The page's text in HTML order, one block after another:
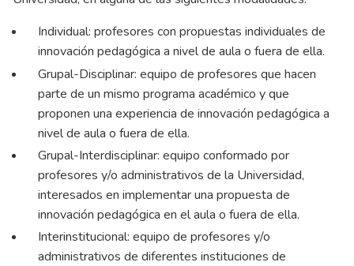
Individual: profesores con propuestas individuales de
innovación pedagógica a nivel de aula o fuera de ella.
Grupal-Disciplinar: equipo de profesores que hacen
parte de un mismo programa académico y que
proponen una experiencia de innovación pedagógica a
nivel de aula o fuera de ella.
Grupal-Interdisciplinar: equipo conformado por
profesores y/o administrativos de la Universidad,
interesados en implementar una propuesta de
innovación pedagógica en el aula o fuera de ella.
Interinstitucional: equipo de profesores y/o
administrativos de diferentes instituciones de